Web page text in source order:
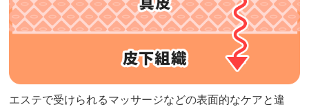
エステで受けられるマッサージなどの表面的なケアと違